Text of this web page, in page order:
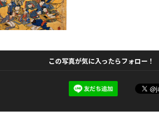
この写真が気に入ったらフォロー！